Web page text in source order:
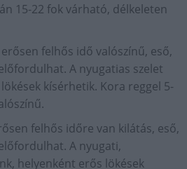
15-22 fok várható, délkeleten
felhős idő valószínű, eső,
A nyugatias szelet
kísérhetik. Kora reggel 5-
felhős időre van kilátás, eső,
A nyugati,
helyenként erős lökések